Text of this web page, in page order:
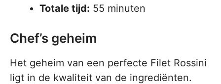
Totale tijd: 55 minuten
Chef’s geheim
Het geheim van een perfecte Filet Rossini
ligt in de kwaliteit van de ingrediënten.